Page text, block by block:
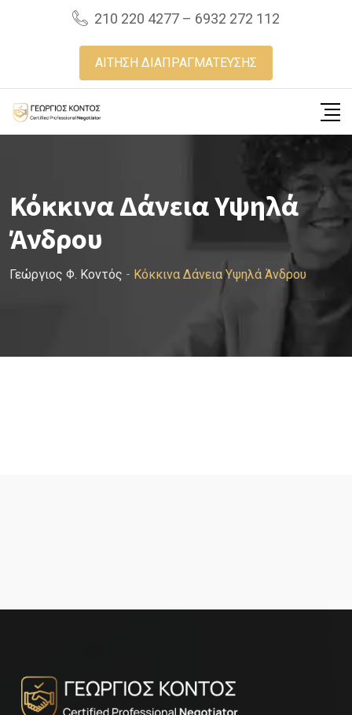
210 220 4277 – 6932 272 112
ΑΙΤΗΣΗ ΔΙΑΠΡΑΓΜΑΤΕΥΣΗΣ
Κόκκινα Δάνεια Υψηλά
Άνδρου
Γεώργιος Φ. Κοντός - Κόκκινα Δάνεια Υψηλά Άνδρου